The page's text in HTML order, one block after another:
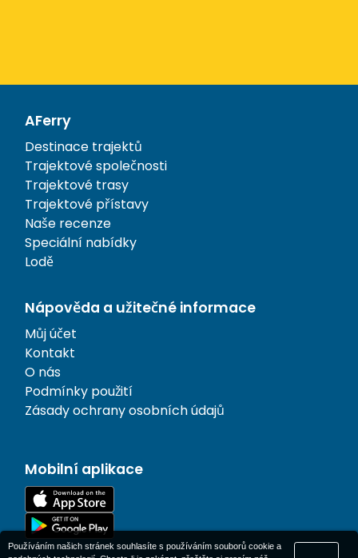
AFerry
Destinace trajektů
Trajektové společnosti
Trajektové trasy
Trajektové přístavy
Naše recenze
Speciální nabídky
Lodě
Nápověda a užitečné informace
Můj účet
Kontakt
O nás
Podmínky použití
Zásady ochrany osobních údajů
Mobilní aplikace
Používáním našich stránek souhlasíte s používáním souborů cookie a